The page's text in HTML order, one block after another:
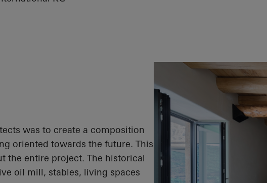
was to create a composition
oriented towards the future. This
the entire project. The historical
oil mill, stables, living spaces